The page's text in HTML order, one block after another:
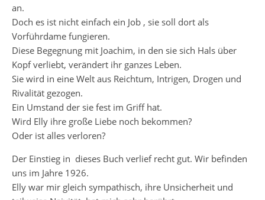
an.
Doch es ist nicht einfach ein Job , sie soll dort als
Vorführdame fungieren.
Diese Begegnung mit Joachim, in den sie sich Hals über
Kopf verliebt, verändert ihr ganzes Leben.
Sie wird in eine Welt aus Reichtum, Intrigen, Drogen und
Rivalität gezogen.
Ein Umstand der sie fest im Griff hat.
Wird Elly ihre große Liebe noch bekommen?
Oder ist alles verloren?
Der Einstieg in dieses Buch verlief recht gut. Wir befinden
uns im Jahre 1926.
Elly war mir gleich sympathisch, ihre Unsicherheit und